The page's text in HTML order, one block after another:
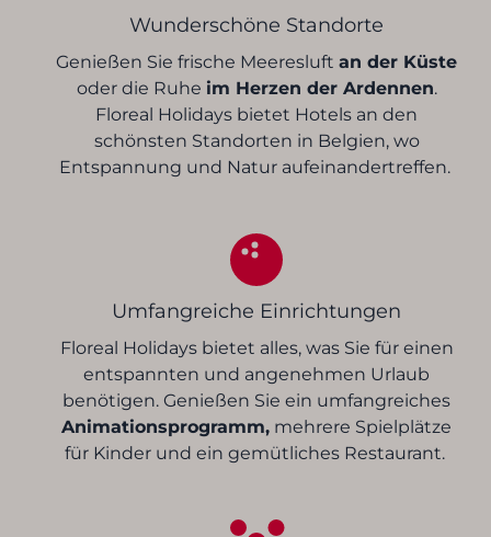
Wunderschöne Standorte
Genießen Sie frische Meeresluft an der Küste
oder die Ruhe im Herzen der Ardennen.
Floreal Holidays bietet Hotels an den
schönsten Standorten in Belgien, wo
Entspannung und Natur aufeinandertreffen.
Umfangreiche Einrichtungen
Floreal Holidays bietet alles, was Sie für einen
entspannten und angenehmen Urlaub
benötigen. Genießen Sie ein umfangreiches
Animationsprogramm, mehrere Spielplätze
für Kinder und ein gemütliches Restaurant.